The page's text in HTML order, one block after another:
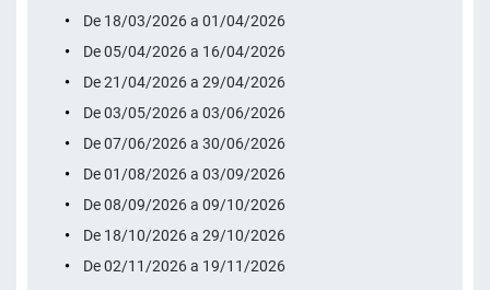
De 18/03/2026 a 01/04/2026
De 05/04/2026 a 16/04/2026
De 21/04/2026 a 29/04/2026
De 03/05/2026 a 03/06/2026
De 07/06/2026 a 30/06/2026
De 01/08/2026 a 03/09/2026
De 08/09/2026 a 09/10/2026
De 18/10/2026 a 29/10/2026
De 02/11/2026 a 19/11/2026